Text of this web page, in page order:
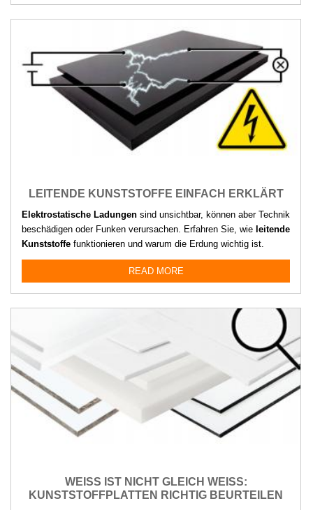
LEITENDE KUNSTSTOFFE EINFACH ERKLÄRT
Elektrostatische Ladungen sind unsichtbar, können aber Technik
beschädigen oder Funken verursachen. Erfahren Sie, wie leitende
Kunststoffe funktionieren und warum die Erdung wichtig ist.
READ MORE
WEISS IST NICHT GLEICH WEISS: KU
NSTSTOFFPLATTEN RICHTIG BEURTEILEN